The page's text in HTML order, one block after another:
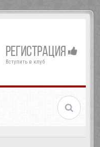
РЕГИСТРАЦИЯ
Вступить в клуб